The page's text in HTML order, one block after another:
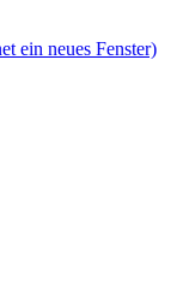
ein neues Fenster)